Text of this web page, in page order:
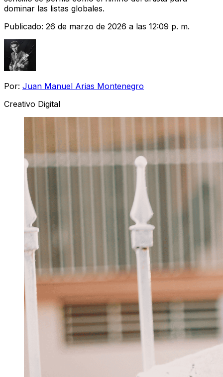
dominar las listas globales.
Publicado: 26 de marzo de 2026 a las 12:09 p. m.
Por: Juan Manuel Arias Montenegro
Creativo Digital